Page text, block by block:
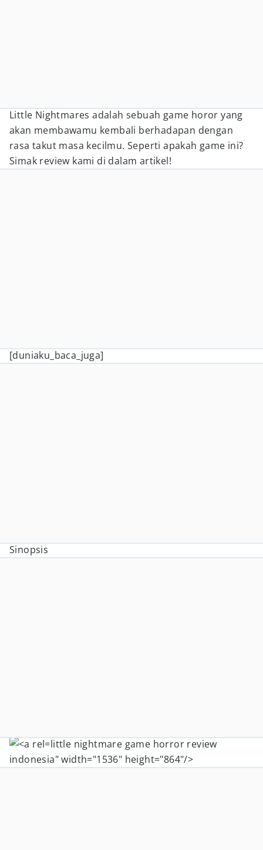
Little Nightmares adalah sebuah game horor yang
akan membawamu kembali berhadapan dengan
rasa takut masa kecilmu. Seperti apakah game ini?
Simak review kami di dalam artikel!
[duniaku_baca_juga]
Sinopsis
little nightmare game horror review
indonesia" width="1536" height="864"/>